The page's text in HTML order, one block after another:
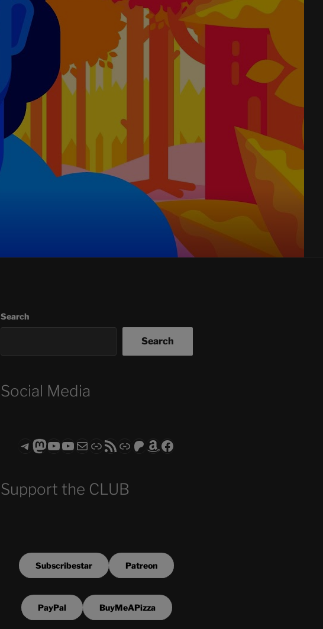
Search
Search
Social Media
Telegram
Mastodon
ASTROCOHORS CLUB - The Video Series
ASTROCOHORS CLUB - The Movies
Subscribe to the ASTROCOHORS CLUB Newsletter
LinkRSS FeedSupport us via "Buy me a Coffee"
Patreon
Amazon
Facebook
Support the CLUB
Subscribestar Patreon
PayPal BuyMeAPizza